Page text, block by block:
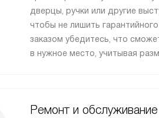
дверцы, ручки или другие
чтобы не лишить
заказом убедитесь, что
в нужное место, учитывая
Ремонт и обслуживание